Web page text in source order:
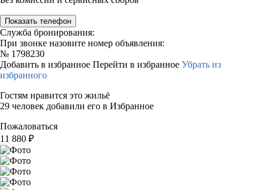
Показать телефон
Служба бронирования:
При звонке назовите номер объявления:
№ 1798230
Добавить в избранное Перейти в избранное Убрать из
избранного
Гостям нравится это жильё
29 человек добавили его в Избранное
Пожаловаться
11 880 ₽